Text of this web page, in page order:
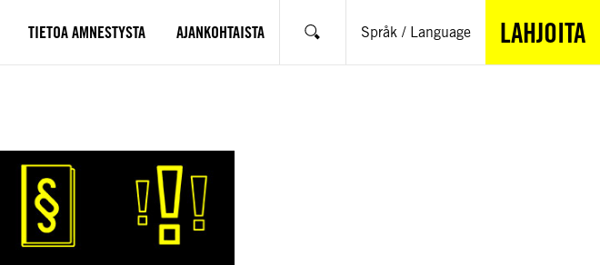
TIETOA AMNESTYSTA AJANKOHTAISTA Hae Språk / Language LAHJOITA